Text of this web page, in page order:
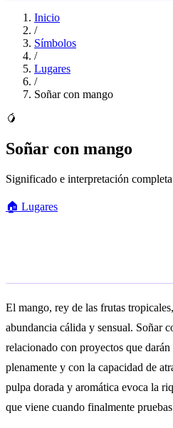
Inicio
/
Símbolos
/
Lugares
/
Soñar con mango
🥭
Soñar con mango
Significado e interpretación completa
🏠 Lugares
El mango, rey de las frutas
abundancia cálida y sensual. Soñar
relacionado con proyectos que
plenamente y con la capacidad de
pulpa dorada y aromática evoca la
que viene cuando finalmente